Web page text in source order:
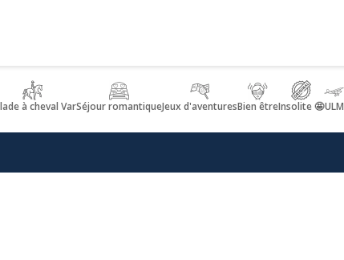
à cheval VarSéjour romantiqueJeux d'aventuresBien êtreInsolite 🤩ULM